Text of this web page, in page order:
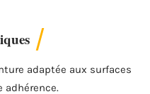
adaptée aux surfaces
adhérence.